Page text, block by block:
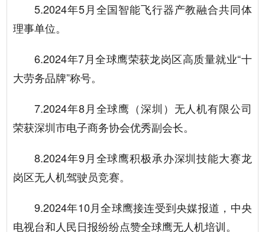
5.2024年5月全国智能飞行器产教融合共同体
理事单位。
6.2024年7月全球鹰荣获龙岗区高质量就业“十
大劳务品牌”称号。
7.2024年8月全球鹰（深圳）无人机有限公司
荣获深圳市电子商务协会优秀副会长。
8.2024年9月全球鹰积极承办深圳技能大赛龙
岗区无人机驾驶员竞赛。
9.2024年10月全球鹰接连受到央媒报道，中央
电视台和人民日报纷纷点赞全球鹰无人机培训。